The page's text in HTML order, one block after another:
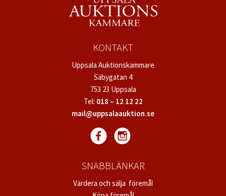
KONTAKT
Uppsala Auktionskammare
Säbygatan 4
753 23 Uppsala
Tel: 018 – 12 12 22
mail@uppsalaauktion.se
SNABBLÄNKAR
Värdera och sälja föremål